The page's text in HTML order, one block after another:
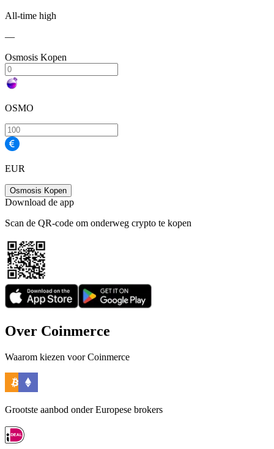
All-time high
—
Osmosis Kopen
OSMO
EUR
Osmosis Kopen
Download de app
Scan de QR-code om onderweg crypto te kopen
Over Coinmerce
Waarom kiezen voor Coinmerce
Grootste aanbod onder Europese brokers